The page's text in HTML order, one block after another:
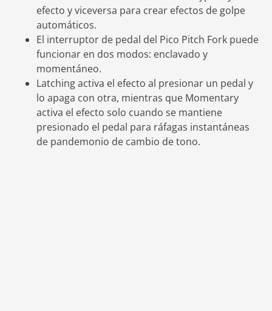
efecto y viceversa para crear efectos de golpe
automáticos.
El interruptor de pedal del Pico Pitch Fork puede
funcionar en dos modos: enclavado y
momentáneo.
Latching activa el efecto al presionar un pedal y
lo apaga con otra, mientras que Momentary
activa el efecto solo cuando se mantiene
presionado el pedal para ráfagas instantáneas
de pandemonio de cambio de tono.